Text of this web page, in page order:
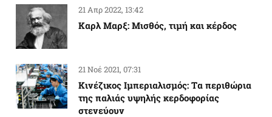
21 Απρ 2022, 13:42
Καρλ Μαρξ: Μισθός, τιμή και κέρδος
21 Νοέ 2021, 07:31
Κινέζικος Ιμπεριαλισμός: Tα περιθώρια
της παλιάς υψηλής κερδοφορίας
στενεύουν